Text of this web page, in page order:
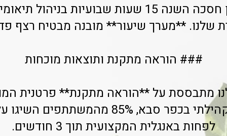
מועצת הוד השרון חסכה השנה 15 שעות שבועיות
שלנו. **מערך שיעור** מובנה מבטיח רצף
### הוראה מתקנת ותוצאות מוכחות
מתבססת על **הוראה מתקנת** פרטנית
משתתף. במרכז הקהילתי בכפר סבא, 85%
לפחות באנגלית המקצועית תוך 3 חודשים.